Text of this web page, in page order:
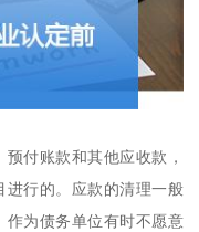
付账款和其他应收款，
进行的。应款的清理一般
作为债务单位有时不愿意